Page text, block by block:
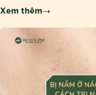
Xem thêm